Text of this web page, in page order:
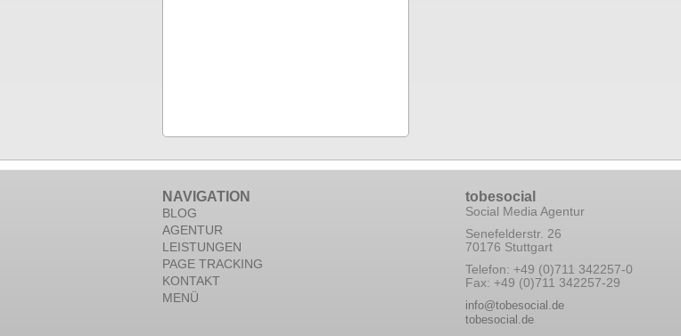
NAVIGATION
BLOG
AGENTUR
LEISTUNGEN
PAGE TRACKING
KONTAKT
MENÜ
tobesocial
Social Media Agentur
Senefelderstr. 26
70176 Stuttgart
Telefon: +49 (0)711 342257-0
Fax: +49 (0)711 342257-29
info@tobesocial.de
tobesocial.de